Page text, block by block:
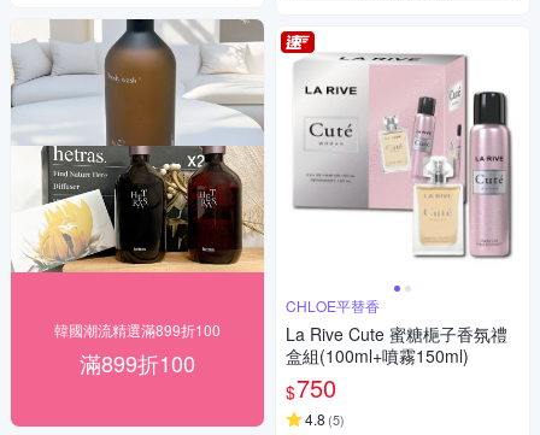
韓國潮流精選滿899折100
滿899折100
CHLOE平替香
La Rive Cute 蜜糖梔子香氛禮
盒組(100ml+噴霧150ml)
$750
4.8 (5)